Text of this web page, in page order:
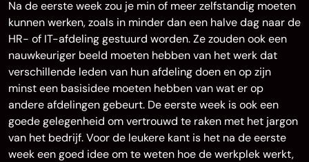
Na de eerste week zou je min of meer zelfstandig moeten
kunnen werken, zoals in minder dan een halve dag naar de
HR- of IT-afdeling gestuurd worden. Ze zouden ook een
nauwkeuriger beeld moeten hebben van het werk dat
verschillende leden van hun afdeling doen en op zijn
minst een basisidee moeten hebben van wat er op
andere afdelingen gebeurt. De eerste week is ook een
goede gelegenheid om vertrouwd te raken met het jargon
van het bedrijf. Voor de leukere kant is het na de eerste
week een goed idee om te weten hoe de werkplek werkt,